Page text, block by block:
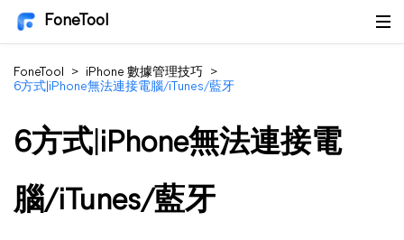
FoneTool
FoneTool > iPhone 數據管理技巧
>
6方式|iPhone無法連接電腦/iTunes/藍牙
6方式|iPhone無法連接電
腦/iTunes/藍牙